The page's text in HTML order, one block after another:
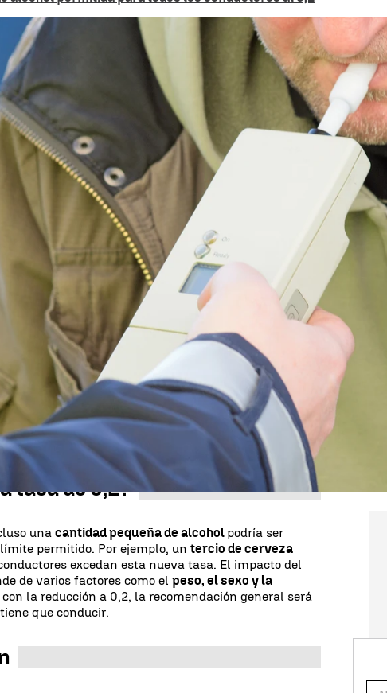
Marlaska quiere reducir la tasa de
10:50 WhatsappFacebook
X Linkedin
anunciado una importante modificaciónen el
que reducirá la
tasa máxima de
alcohol
a 0,2 gramos por litro de sangre. Esta medida,
General de Tráfico (DGT), tiene como objetivoreducir
a los usuarios
más vulnerables de las carreteras,
motociclistas. La reducción también afectará la tasa
que pasará de 0,25 a 0,10 miligramos por litro.
tasa de 0,2?
unacantidad pequeña de alcoholpodría ser
permitido. Por ejemplo, untercio de cerveza
excedan esta nueva tasa. El impacto del
de varios factores como elpeso, el sexo y la
con la reducción a 0,2, la recomendación general será
que conducir.